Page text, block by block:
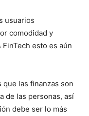
usuarios
comodidad y
esto es aún
las finanzas son
de las personas, así
debe ser lo más